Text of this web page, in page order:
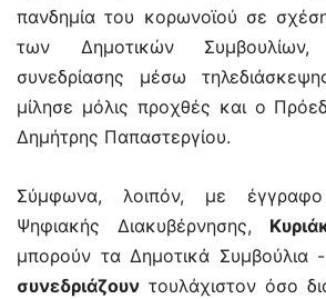
πανδημία του κορωνοϊού σε
των Δημοτικών
συνεδρίασης μέσω
μίλησε μόλις προχθές και ο
Δημήτρης Παπαστεργίου.
Σύμφωνα, λοιπόν, με
Ψηφιακής Διακυβέρνησης,
μπορούν τα Δημοτικά Συμβούλια
συνεδριάζουν τουλάχιστον όσο